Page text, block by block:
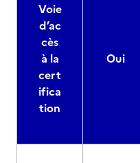
Voie
d’ac
cès
à la
cert
ifica
tion
Oui